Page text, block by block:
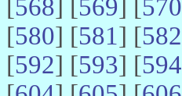
[568] [569] [570
[580] [581] [582
[592] [593] [594